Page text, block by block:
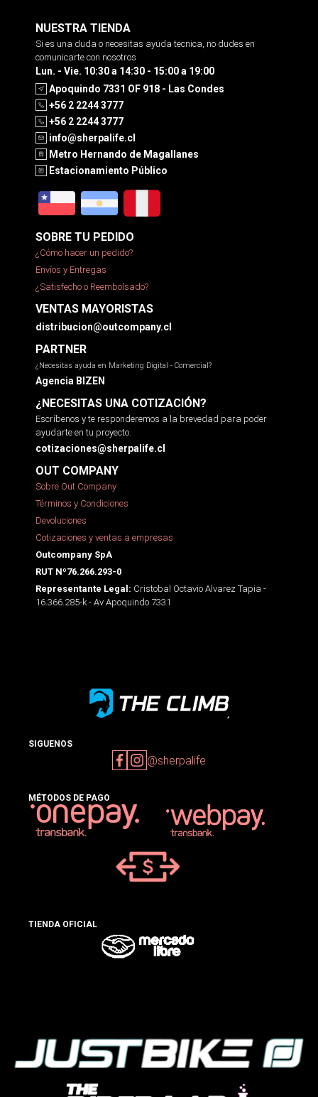
NUESTRA TIENDA
Si es una duda o necesitas ayuda tecnica, no dudes en
comunicarte con nosotros
Lun. - Vie. 10:30 a 14:30 - 15:00 a 19:00
Apoquindo 7331 OF 918 - Las Condes
+56 2 2244 3777
+56 2 2244 3777
info@sherpalife.cl
Metro Hernando de Magallanes
Estacionamiento Público
SOBRE TU PEDIDO
¿Cómo hacer un pedido?
Envíos y Entregas
¿Satisfecho o Reembolsado?
VENTAS MAYORISTAS
distribucion@outcompany.cl
PARTNER
¿Necesitas ayuda en Marketing Digital - Comercial?
Agencia BIZEN
¿NECESITAS UNA COTIZACIÓN?
Escríbenos y te responderemos a la brevedad para poder
ayudarte en tu proyecto.
cotizaciones@sherpalife.cl
OUT COMPANY
Sobre Out Company
Términos y Condiciones
Devoluciones
Cotizaciones y ventas a empresas
Outcompany SpA
RUT Nº76.266.293-0
Representante Legal: Cristobal Octavio Alvarez Tapia -
16.366.285-k - Av Apoquindo 7331
SIGUENOS
@sherpalife
MÉTODOS DE PAGO
TIENDA OFICIAL